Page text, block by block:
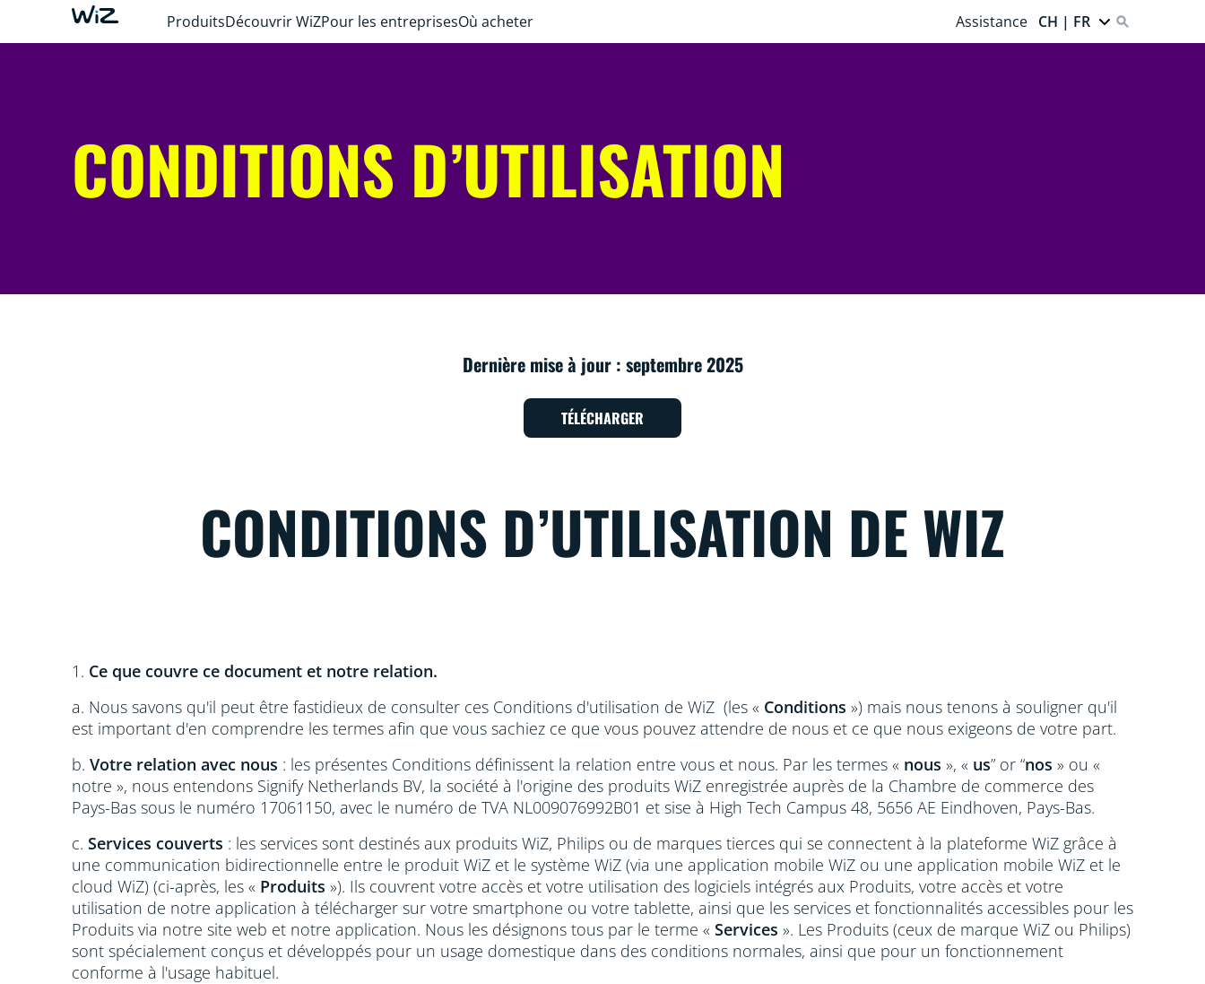
ProduitsDécouvrir WiZPour les entreprisesOù acheter Assistance CH | FR
CONDITIONS D’UTILISATION
Dernière mise à jour : septembre 2025
TÉLÉCHARGER
CONDITIONS D’UTILISATION DE WIZ
1. Ce que couvre ce document et notre relation.
a. Nous savons qu'il peut être fastidieux de consulter ces Conditions d'utilisation de WiZ (les « Conditions ») mais nous tenons à souligner qu'il
est important d'en comprendre les termes afin que vous sachiez ce que vous pouvez attendre de nous et ce que nous exigeons de votre part.
b. Votre relation avec nous : les présentes Conditions définissent la relation entre vous et nous. Par les termes « nous », « us” or “nos » ou «
notre », nous entendons Signify Netherlands BV, la société à l'origine des produits WiZ enregistrée auprès de la Chambre de commerce des
Pays-Bas sous le numéro 17061150, avec le numéro de TVA NL009076992B01 et sise à High Tech Campus 48, 5656 AE Eindhoven, Pays-Bas.
c. Services couverts : les services sont destinés aux produits WiZ, Philips ou de marques tierces qui se connectent à la plateforme WiZ grâce à
une communication bidirectionnelle entre le produit WiZ et le système WiZ (via une application mobile WiZ ou une application mobile WiZ et le
cloud WiZ) (ci-après, les « Produits »). Ils couvrent votre accès et votre utilisation des logiciels intégrés aux Produits, votre accès et votre
utilisation de notre application à télécharger sur votre smartphone ou votre tablette, ainsi que les services et fonctionnalités accessibles pour les
Produits via notre site web et notre application. Nous les désignons tous par le terme « Services ». Les Produits (ceux de marque WiZ ou Philips)
sont spécialement conçus et développés pour un usage domestique dans des conditions normales, ainsi que pour un fonctionnement
conforme à l'usage habituel.